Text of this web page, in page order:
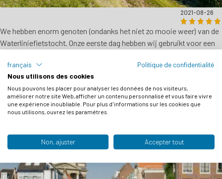
2021-08-26
We hebben enorm genoten (ondanks het niet zo mooie weer) van de
Waterliniefietstocht. Onze eerste dag hebben wij gebruikt voor een
te komen over het ontstaan en de gedachte achter de waterlinie.
Verder blijkt weer eens hoe mooi ons land is en door de goed
uitgezette route hebben wij plekjes gezien waar je anders niet zo
gauw zou komen. [...]
français
Politique de confidentialité
Nous utilisons des cookies
Nous pouvons les placer pour analyser les données de nos visiteurs,
améliorer notre site Web, afficher un contenu personnalisé et vous faire vivre
une expérience inoubliable. Pour plus d'informations sur les cookies que
nous utilisons, ouvrez les paramètres.
Non, ajuster Accepter tout